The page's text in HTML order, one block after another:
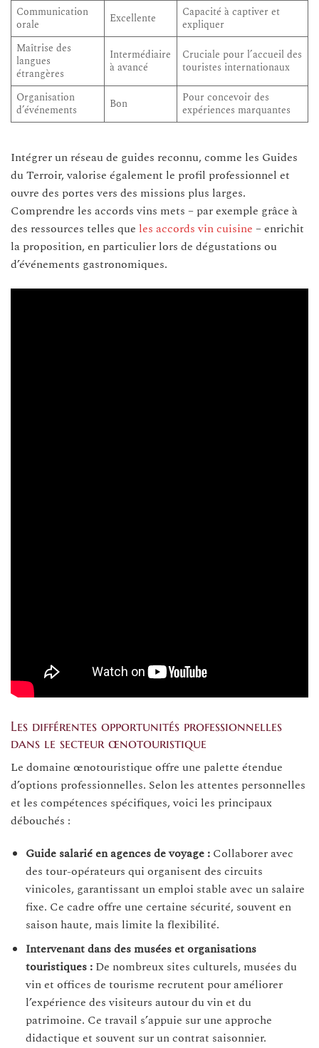
Communication
orale
Excellente
Capacité à captiver et
expliquer
Maîtrise des
langues
étrangères
Intermédiaire
à avancé
Cruciale pour l’accueil des
touristes internationaux
Organisation
d’événements
Bon
Pour concevoir des
expériences marquantes
Intégrer un réseau de guides reconnu, comme les Guides
du Terroir, valorise également le profil professionnel et
ouvre des portes vers des missions plus larges.
Comprendre les accords vins mets – par exemple grâce à
des ressources telles que les accords vin cuisine – enrichit
la proposition, en particulier lors de dégustations ou
d’événements gastronomiques.
Les différentes opportunités professionnelles
dans le secteur œnotouristique
Le domaine œnotouristique offre une palette étendue
d’options professionnelles. Selon les attentes personnelles
et les compétences spécifiques, voici les principaux
débouchés :
Guide salarié en agences de voyage :Collaborer avec
des tour-opérateurs qui organisent des circuits
vinicoles, garantissant un emploi stable avec un salaire
fixe. Ce cadre offre une certaine sécurité, souvent en
saison haute, mais limite la flexibilité.
Intervenant dans des musées et organisations
touristiques :De nombreux sites culturels, musées du
vin et offices de tourisme recrutent pour améliorer
l’expérience des visiteurs autour du vin et du
patrimoine. Ce travail s’appuie sur une approche
didactique et souvent sur un contrat saisonnier.